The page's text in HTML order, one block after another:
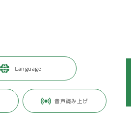
Language
音声読み上げ
報 > 届出・手続き
について